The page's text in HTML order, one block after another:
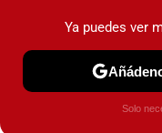
Espacio Toyota
Ya puedes ver
Solo